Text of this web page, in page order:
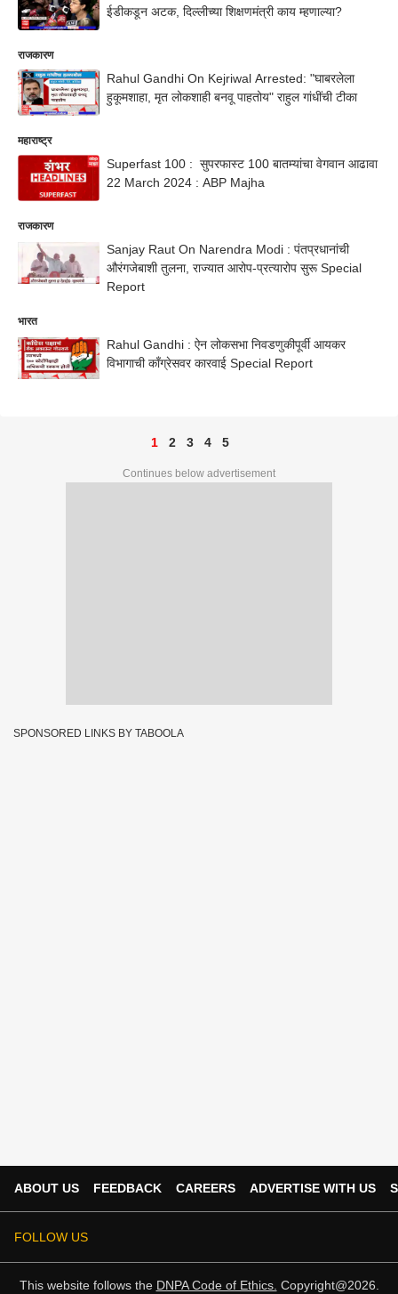
ईडीकडून अटक, दिल्लीच्या शिक्षणमंत्री काय म्हणाल्या?
राजकारण
Rahul Gandhi On Kejriwal Arrested: "घाबरलेला
हुकूमशाहा, मृत लोकशाही बनवू पाहतोय" राहुल गांधींची टीका
महाराष्ट्र
Superfast 100 : सुपरफास्ट 100 बातम्यांचा वेगवान आढावा
22 March 2024 : ABP Majha
राजकारण
Sanjay Raut On Narendra Modi : पंतप्रधानांची
औरंगजेबाशी तुलना, राज्यात आरोप-प्रत्यारोप सुरू Special
Report
भारत
Rahul Gandhi : ऐन लोकसभा निवडणुकीपूर्वी आयकर
विभागाची काँग्रेसवर कारवाई Special Report
1 2 3 4 5
Continues below advertisement
SPONSORED LINKS BY TABOOLA
ABOUT US FEEDBACK CAREERS ADVERTISE WITH US
FOLLOW US
This website follows the DNPA Code of Ethics. Copyright@2026.